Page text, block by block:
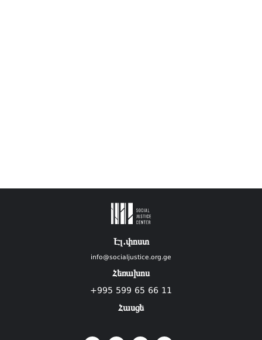
Էլ.փոստ
info@socialjustice.org.ge
Հեռախոս
+995 599 65 66 11
Հասցե